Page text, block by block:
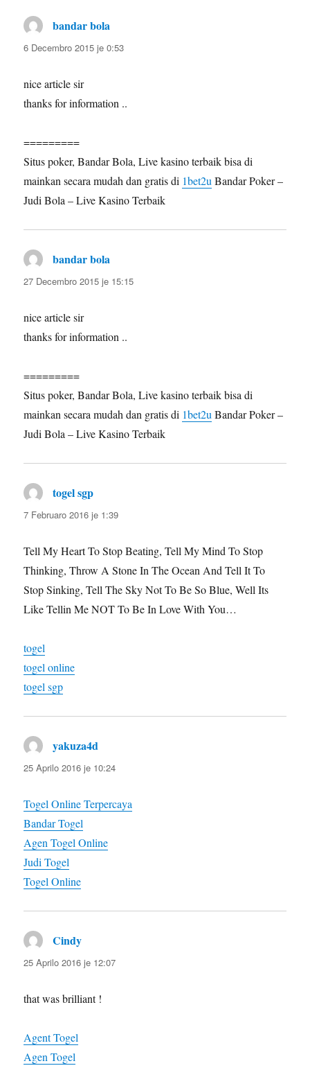
bandar bola
6 Decembro 2015 je 0:53
nice article sir
thanks for information ..
=========
Situs poker, Bandar Bola, Live kasino terbaik bisa di
mainkan secara mudah dan gratis di 1bet2u Bandar Poker –
Judi Bola – Live Kasino Terbaik
bandar bola
27 Decembro 2015 je 15:15
nice article sir
thanks for information ..
=========
Situs poker, Bandar Bola, Live kasino terbaik bisa di
mainkan secara mudah dan gratis di 1bet2u Bandar Poker –
Judi Bola – Live Kasino Terbaik
togel sgp
7 Februaro 2016 je 1:39
Tell My Heart To Stop Beating, Tell My Mind To Stop
Thinking, Throw A Stone In The Ocean And Tell It To
Stop Sinking, Tell The Sky Not To Be So Blue, Well Its
Like Tellin Me NOT To Be In Love With You…
togel
togel online
togel sgp
yakuza4d
25 Aprilo 2016 je 10:24
Togel Online Terpercaya
Bandar Togel
Agen Togel Online
Judi Togel
Togel Online
Cindy
25 Aprilo 2016 je 12:07
that was brilliant !
Agent Togel
Agen Togel